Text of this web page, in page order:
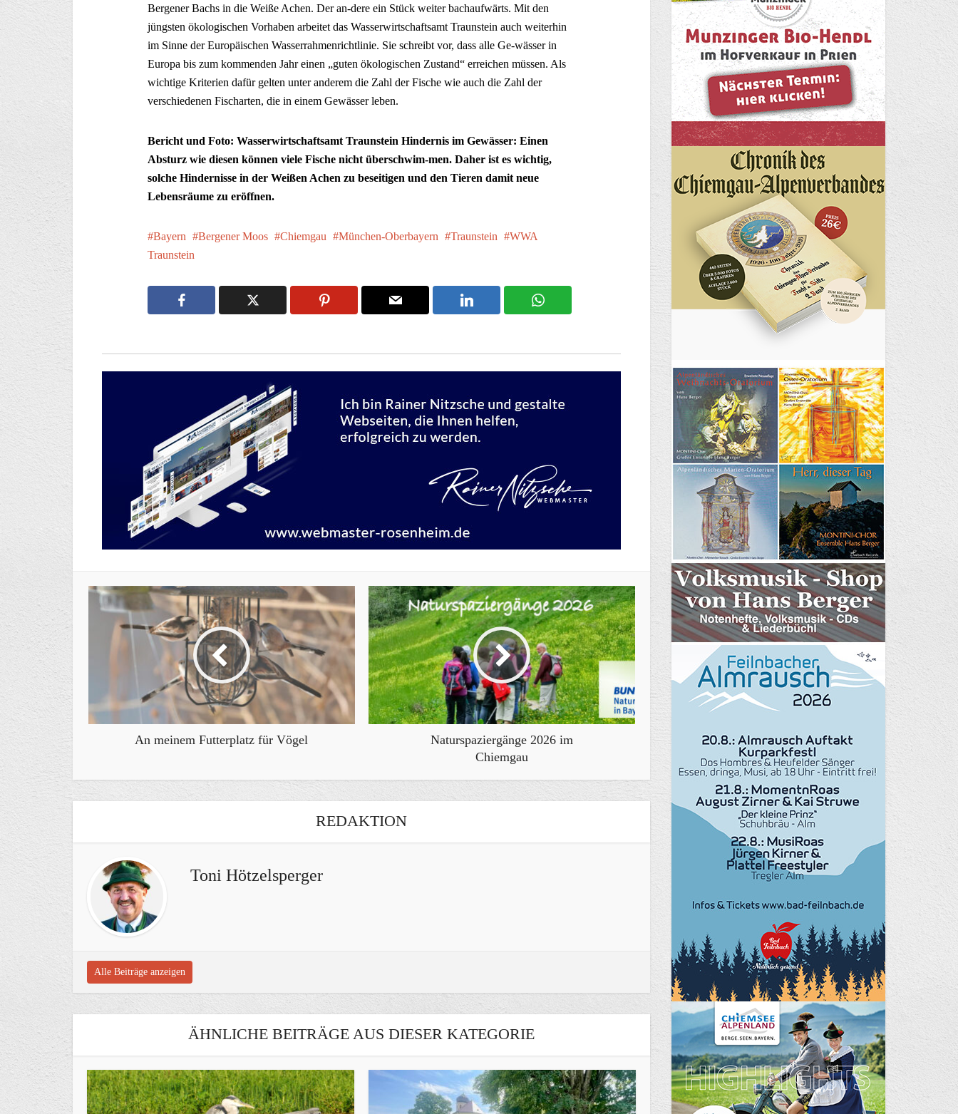
Bergener Bachs in die Weiße Achen. Der an-dere ein Stück weiter bachaufwärts. Mit den
jüngsten ökologischen Vorhaben arbeitet das Wasserwirtschaftsamt Traunstein auch weiterhin
im Sinne der Europäischen Wasserrahmenrichtlinie. Sie schreibt vor, dass alle Ge-wässer in
Europa bis zum kommenden Jahr einen „guten ökologischen Zustand“ erreichen müssen. Als
wichtige Kriterien dafür gelten unter anderem die Zahl der Fische wie auch die Zahl der
verschiedenen Fischarten, die in einem Gewässer leben.
Bericht und Foto: Wasserwirtschaftsamt Traunstein Hindernis im Gewässer: Einen
Absturz wie diesen können viele Fische nicht überschwim-men. Daher ist es wichtig,
solche Hindernisse in der Weißen Achen zu beseitigen und den Tieren damit neue
Lebensräume zu eröffnen.
Bayern Bergener Moos Chiemgau München-Oberbayern Traunstein
WWA
Traunstein
An meinem Futterplatz für Vögel
Naturspaziergänge 2026 im
Chiemgau
REDAKTION
Toni Hötzelsperger
Alle Beiträge anzeigen
ÄHNLICHE BEITRÄGE AUS DIESER KATEGORIE